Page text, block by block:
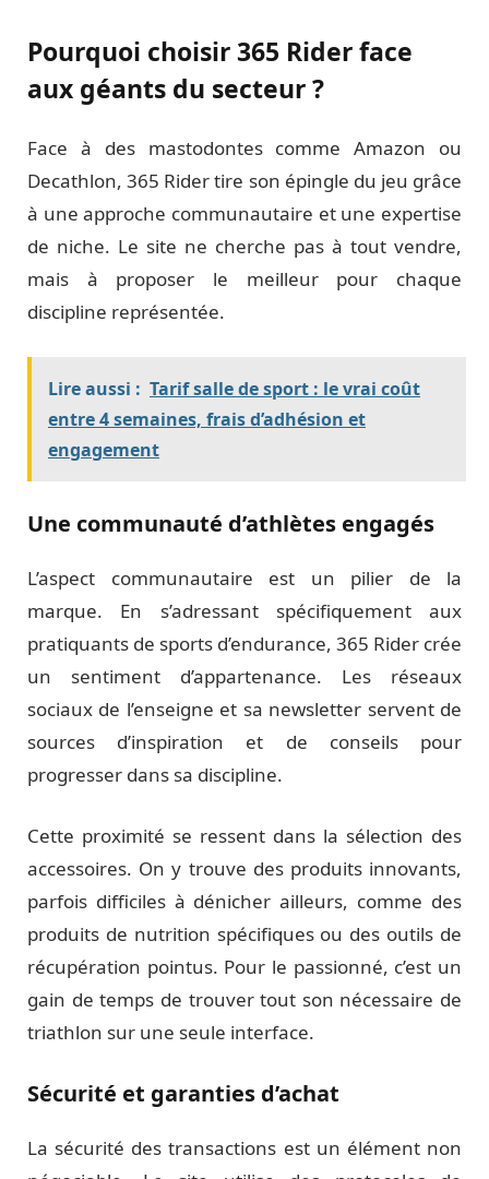
Pourquoi choisir 365 Rider face
aux géants du secteur ?
Face à des mastodontes comme Amazon ou
Decathlon, 365 Rider tire son épingle du jeu grâce
à une approche communautaire et une expertise
de niche. Le site ne cherche pas à tout vendre,
mais à proposer le meilleur pour chaque
discipline représentée.
Lire aussi : Tarif salle de sport : le vrai coût
entre 4 semaines, frais d’adhésion et
engagement
Une communauté d’athlètes engagés
L’aspect communautaire est un pilier de la
marque. En s’adressant spécifiquement aux
pratiquants de sports d’endurance, 365 Rider crée
un sentiment d’appartenance. Les réseaux
sociaux de l’enseigne et sa newsletter servent de
sources d’inspiration et de conseils pour
progresser dans sa discipline.
Cette proximité se ressent dans la sélection des
accessoires. On y trouve des produits innovants,
parfois difficiles à dénicher ailleurs, comme des
produits de nutrition spécifiques ou des outils de
récupération pointus. Pour le passionné, c’est un
gain de temps de trouver tout son nécessaire de
triathlon sur une seule interface.
Sécurité et garanties d’achat
La sécurité des transactions est un élément non